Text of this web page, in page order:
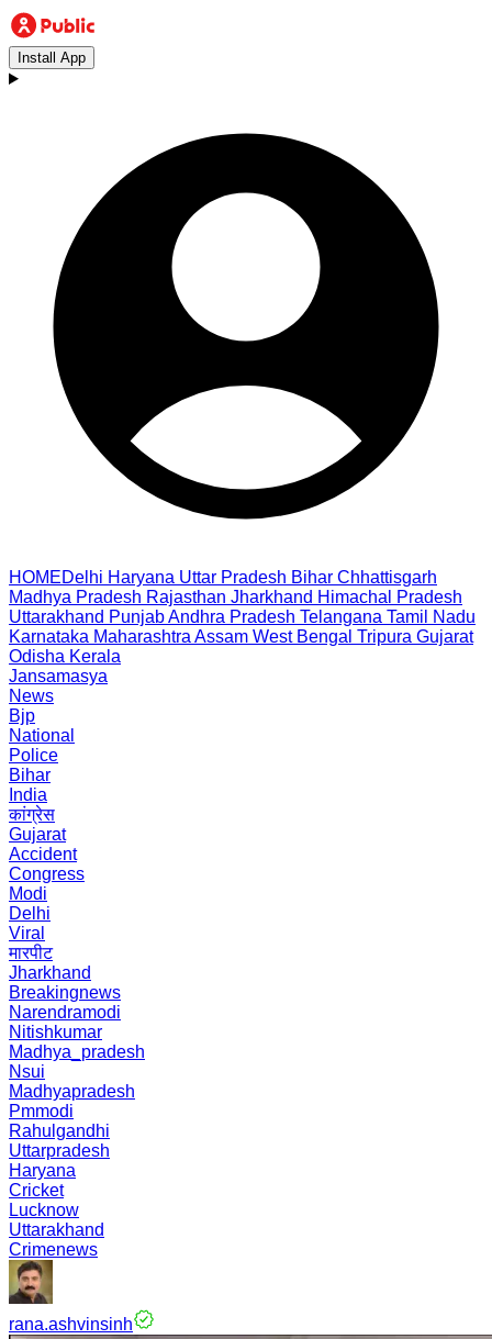
Install App
HOMEDelhi Haryana Uttar Pradesh Bihar Chhattisgarh
Madhya Pradesh Rajasthan Jharkhand Himachal Pradesh
Uttarakhand PunjabAndhra Pradesh Telangana Tamil Nadu
Karnataka Maharashtra Assam West Bengal Tripura Gujarat
Odisha Kerala
Jansamasya
News
Bjp
National
Police
Bihar
India
कांग्रेस
Gujarat
Accident
Congress
Modi
Delhi
Viral
मारपीट
Jharkhand
Breakingnews
Narendramodi
Nitishkumar
Madhya_pradesh
Nsui
Madhyapradesh
Pmmodi
Rahulgandhi
Uttarpradesh
Haryana
Cricket
Lucknow
Uttarakhand
Crimenews
rana.ashvinsinh